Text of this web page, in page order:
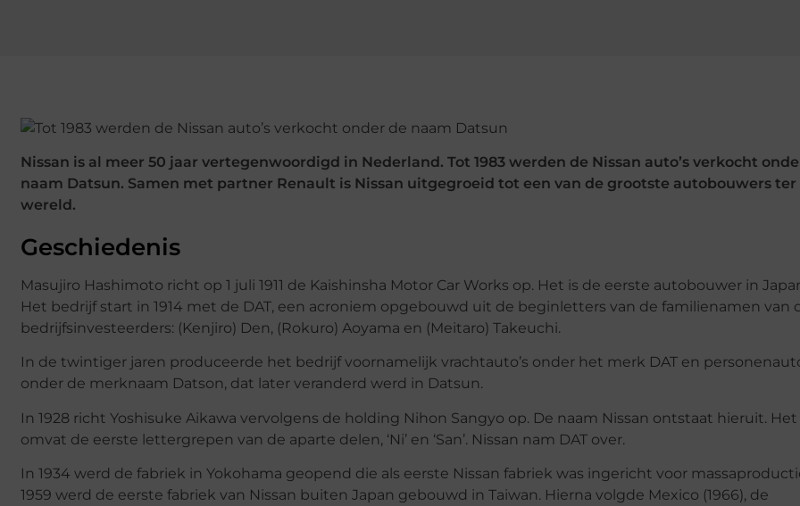
Nissan is al meer 50 jaar vertegenwoordigd in Nederland. Tot 1983 werden de Nissan auto’s verkocht
naam Datsun. Samen met partner Renault is Nissan uitgegroeid tot een van de grootste autobouwers ter
wereld.
Geschiedenis
Masujiro Hashimoto richt op 1 juli 1911 de Kaishinsha Motor Car Works op. Het is de eerste autobouwer in
Het bedrijf start in 1914 met de DAT, een acroniem opgebouwd uit de beginletters van de familienamen van
bedrijfsinvesteerders: (Kenjiro) Den, (Rokuro) Aoyama en (Meitaro) Takeuchi.
In de twintiger jaren produceerde het bedrijf voornamelijk vrachtauto’s onder het merk DAT en
onder de merknaam Datson, dat later veranderd werd in Datsun.
In 1928 richt Yoshisuke Aikawa vervolgens de holding Nihon Sangyo op. De naam Nissan ontstaat hieruit. Het
omvat de eerste lettergrepen van de aparte delen, ‘Ni’ en ‘San’. Nissan nam DAT over.
In 1934 werd de fabriek in Yokohama geopend die als eerste Nissan fabriek was ingericht voor
1959 werd de eerste fabriek van Nissan buiten Japan gebouwd in Taiwan. Hierna volgde Mexico (1966), de